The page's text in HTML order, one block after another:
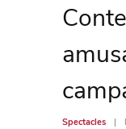
Spectacles